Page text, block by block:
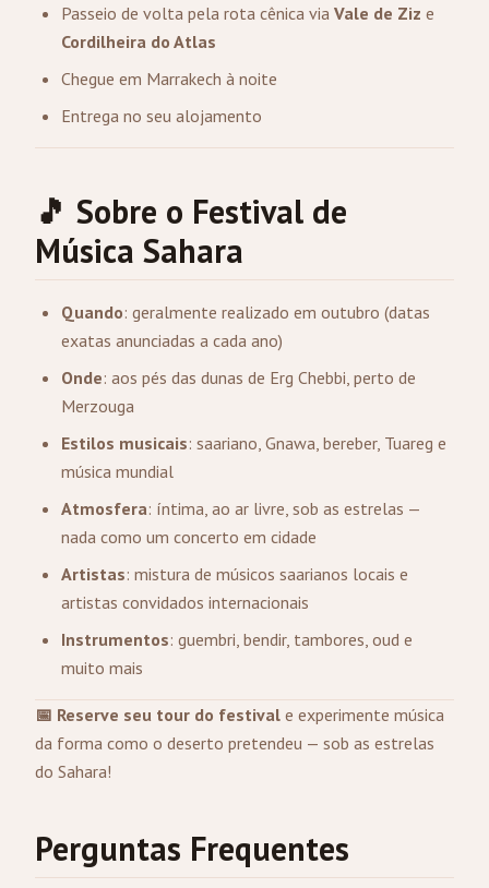
Passeio de volta pela rota cênica via Vale de Ziz e
Cordilheira do Atlas
Chegue em Marrakech à noite
Entrega no seu alojamento
🎵 Sobre o Festival de
Música Sahara
Quando: geralmente realizado em outubro (datas
exatas anunciadas a cada ano)
Onde: aos pés das dunas de Erg Chebbi, perto de
Merzouga
Estilos musicais: saariano, Gnawa, bereber, Tuareg e
música mundial
Atmosfera: íntima, ao ar livre, sob as estrelas —
nada como um concerto em cidade
Artistas: mistura de músicos saarianos locais e
artistas convidados internacionais
Instrumentos: guembri, bendir, tambores, oud e
muito mais
📅 Reserve seu tour do festival e experimente música
da forma como o deserto pretendeu — sob as estrelas
do Sahara!
Perguntas Frequentes